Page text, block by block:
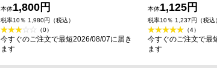
本体1,800円
税率10％ 1,980円（税込）
（0）
今すぐのご注文で最短2026/08/07に届き
ます
本体1,125円
税率10％ 1,237円（税込
（4）
今すぐのご注文で最
ます